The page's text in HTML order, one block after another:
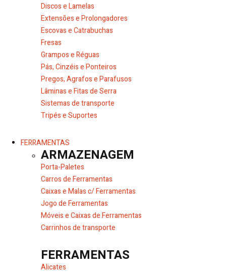
Discos e Lamelas
Extensões e Prolongadores
Escovas e Catrabuchas
Fresas
Grampos e Réguas
Pás, Cinzéis e Ponteiros
Pregos, Agrafos e Parafusos
Lâminas e Fitas de Serra
Sistemas de transporte
Tripés e Suportes
FERRAMENTAS
ARMAZENAGEM
Porta-Paletes
Carros de Ferramentas
Caixas e Malas c/ Ferramentas
Jogo de Ferramentas
Móveis e Caixas de Ferramentas
Carrinhos de transporte
FERRAMENTAS
Alicates